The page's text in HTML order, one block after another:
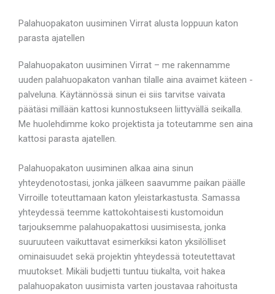
Palahuopakaton uusiminen Virrat alusta loppuun katon
parasta ajatellen
Palahuopakaton uusiminen Virrat – me rakennamme
uuden palahuopakaton vanhan tilalle aina avaimet käteen -
palveluna. Käytännössä sinun ei siis tarvitse vaivata
päätäsi millään kattosi kunnostukseen liittyvällä seikalla.
Me huolehdimme koko projektista ja toteutamme sen aina
kattosi parasta ajatellen.
Palahuopakaton uusiminen alkaa aina sinun
yhteydenotostasi, jonka jälkeen saavumme paikan päälle
Virroille toteuttamaan katon yleistarkastusta. Samassa
yhteydessä teemme kattokohtaisesti kustomoidun
tarjouksemme palahuopakattosi uusimisesta, jonka
suuruuteen vaikuttavat esimerkiksi katon yksilölliset
ominaisuudet sekä projektin yhteydessä toteutettavat
muutokset. Mikäli budjetti tuntuu tiukalta, voit hakea
palahuopakaton uusimista varten joustavaa rahoitusta